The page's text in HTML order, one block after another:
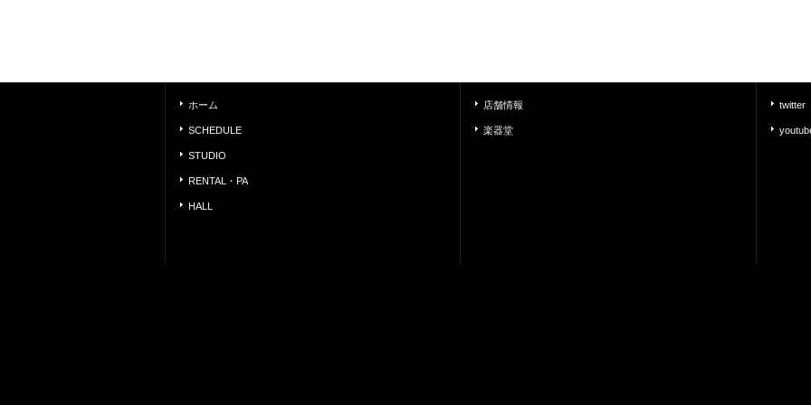
ホーム
SCHEDULE
STUDIO
RENTAL・PA
HALL
店舗情報
楽器堂
twitter